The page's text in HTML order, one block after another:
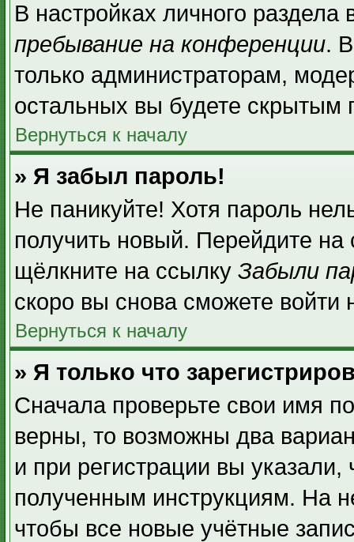
В настройках личного
пребывание на конференции.
только администраторам,
остальных вы будете скрытым
Вернуться к началу
» Я забыл пароль!
Не паникуйте! Хотя пароль
получить новый. Перейдите
щёлкните на ссылку Забыли
скоро вы снова сможете
Вернуться к началу
» Я только что
Сначала проверьте свои имя
верны, то возможны два
и при регистрации вы
полученным инструкциям. На
чтобы все новые учётные